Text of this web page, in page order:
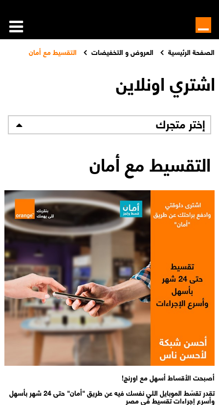
الصفحة الرئيسية العروض و التخفيضات التقسيط مع أمان
اشتري اونلاين
إختر متجرك
التقسيط مع أمان
أصبحت الأقساط أسهل مع اورنچ!
تقدر تقسَط الموبايل اللي نفسك فيه عن طريق "أمان" حتى 24 شهر بأسهل
وأسرع إجراءات تقسيط في مصر